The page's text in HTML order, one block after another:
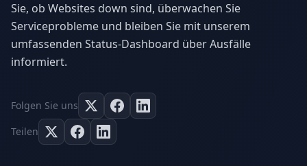
Sie, ob Websites down sind, überwachen Sie
Serviceprobleme und bleiben Sie mit unserem
umfassenden Status-Dashboard über Ausfälle
informiert.
Folgen Sie uns
Teilen